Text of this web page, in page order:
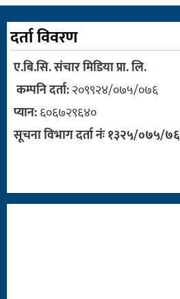
दर्ता विवरण
ए.बि.सि. संचार मिडिया प्रा. लि.
कम्पनि दर्ता:२०९९२४/०७५/०७६
प्यान:६०६७२९६४०
सूचना विभाग दर्ता नंः १३२५/०७५/७६